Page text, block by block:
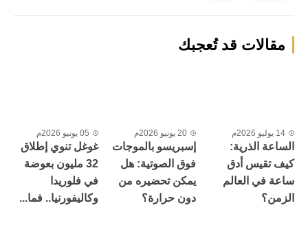
مقالات قد تُعجبك
14 يوليو 2026م
الساعة الذرية:
كيف تقيس أدق
ساعة في العالم
الزمن؟
20 يونيو 2026م
إسبريسو بالموجات
فوق الصوتية: هل
يمكن تحضيره من
دون حرارة؟
05 يونيو 2026م
غوغل تنوي إطلاق
32 مليون بعوضة
في فلوريدا
وكاليفورنيا.. فما...